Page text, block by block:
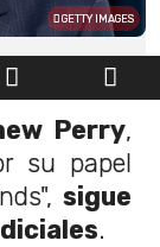
GETTY IMAGES
Perry,
su papel
sigue
.